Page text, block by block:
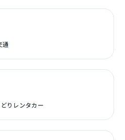
通
りレンタカー